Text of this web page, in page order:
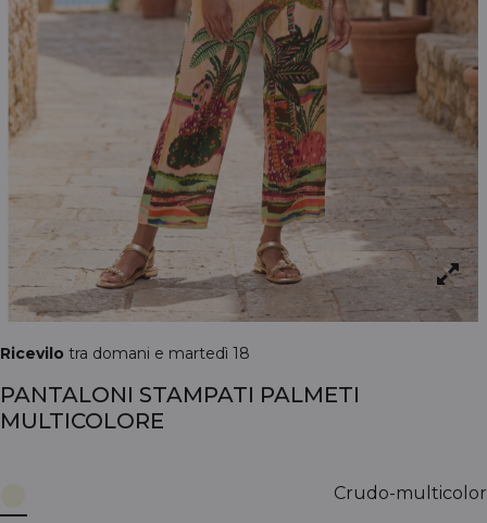
Ricevilo tra domani e martedì 18
PANTALONI STAMPATI PALMETI
MULTICOLORE
Crudo-multicolor